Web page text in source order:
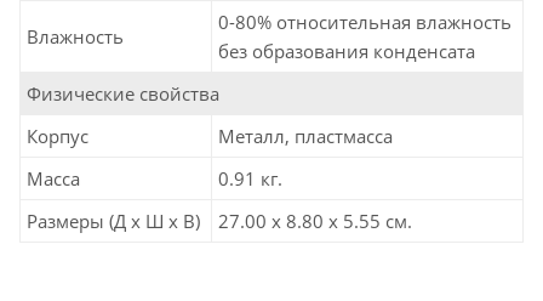
Влажность
0-80% относительная влажность
без образования конденсата
Физические свойства
Корпус
Металл, пластмасса
Масса
0.91 кг.
Размеры (Д х Ш х В)
27.00 x 8.80 x 5.55 см.